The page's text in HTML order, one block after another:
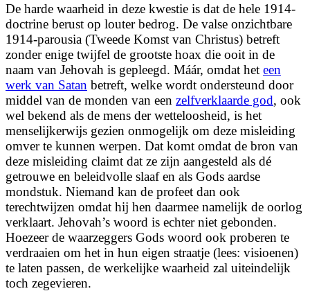
De harde waarheid in deze kwestie is dat de hele 1914-
doctrine berust op louter bedrog. De valse onzichtbare
1914-parousia (Tweede Komst van Christus) betreft
zonder enige twijfel de grootste hoax die ooit in de
naam van Jehovah is gepleegd. Máár, omdat het een
werk van Satan betreft, welke wordt ondersteund door
middel van de monden van een zelfverklaarde god, ook
wel bekend als de mens der wetteloosheid, is het
menselijkerwijs gezien onmogelijk om deze misleiding
omver te kunnen werpen. Dat komt omdat de bron van
deze misleiding claimt dat ze zijn aangesteld als dé
getrouwe en beleidvolle slaaf en als Gods aardse
mondstuk. Niemand kan de profeet dan ook
terechtwijzen omdat hij hen daarmee namelijk de oorlog
verklaart. Jehovah’s woord is echter niet gebonden.
Hoezeer de waarzeggers Gods woord ook proberen te
verdraaien om het in hun eigen straatje (lees: visioenen)
te laten passen, de werkelijke waarheid zal uiteindelijk
toch zegevieren.